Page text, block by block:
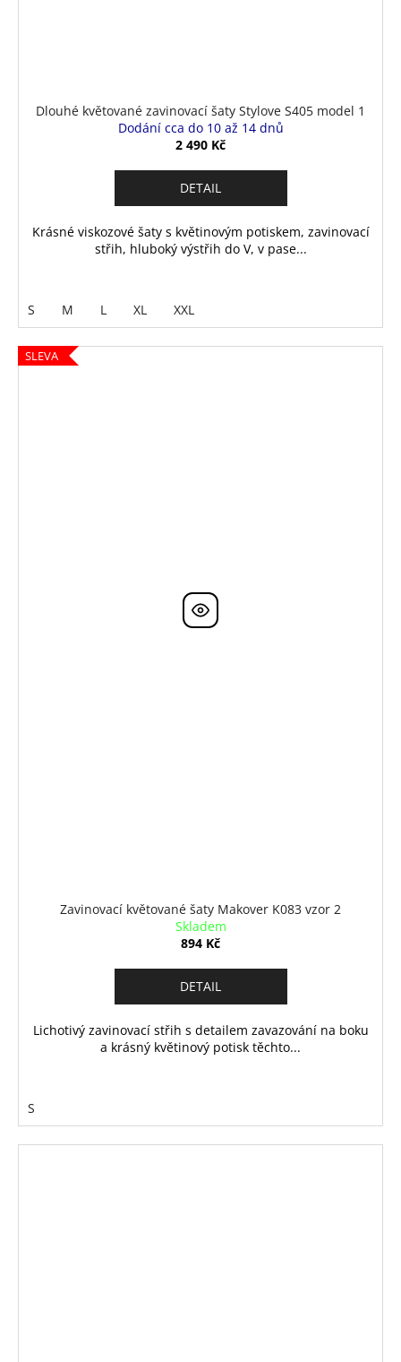
Dlouhé květované zavinovací šaty Stylove S405 model 1
Dodání cca do 10 až 14 dnů
2 490 Kč
DETAIL
Krásné viskozové šaty s květinovým potiskem, zavinovací
střih, hluboký výstřih do V, v pase...
S M L XL XXL
SLEVA
Zavinovací květované šaty Makover K083 vzor 2
Skladem
894 Kč
DETAIL
Lichotivý zavinovací střih s detailem zavazování na boku
a krásný květinový potisk těchto...
S